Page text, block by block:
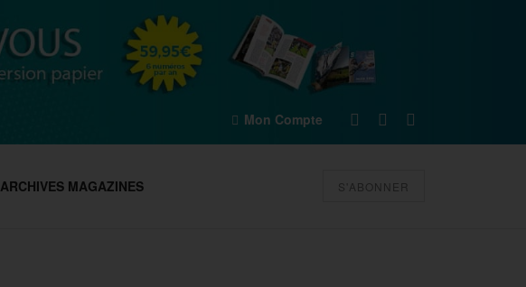
Mon Compte
ARCHIVES MAGAZINES S'ABONNER